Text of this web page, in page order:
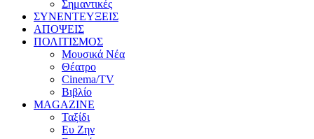
Σημαντικές
ΣΥΝΕΝΤΕΥΞΕΙΣ
ΑΠΟΨΕΙΣ
ΠΟΛΙΤΙΣΜΟΣ
Μουσικά Νέα
Θέατρο
Cinema/TV
Βιβλίο
MAGAZINE
Ταξίδι
Ευ Ζην